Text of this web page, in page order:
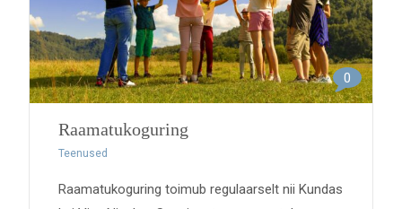
0
Raamatukoguring
Teenused
Raamatukoguring toimub regulaarselt nii Kundas